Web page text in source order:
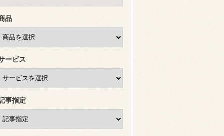
品
ービス
事指定